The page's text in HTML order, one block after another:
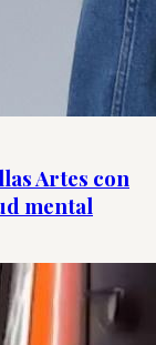
Artes con
mental